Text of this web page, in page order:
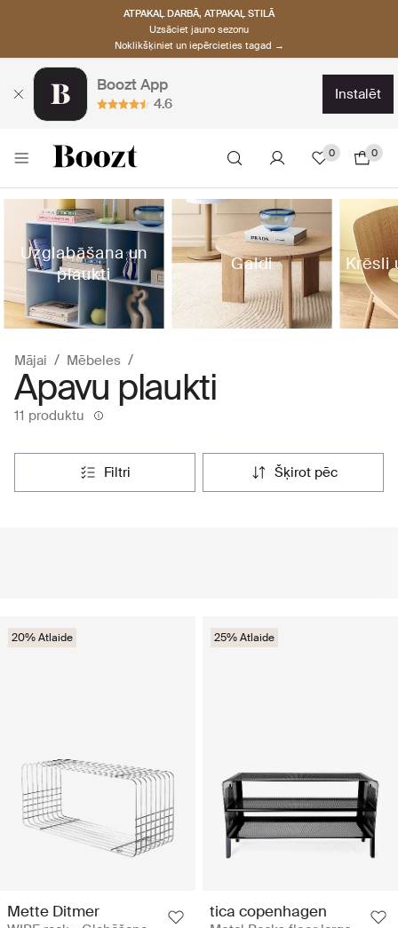
ATPAKAĻ DARBĀ, ATPAKAĻ STILĀ
Uzsāciet jauno sezonu
Noklikšķiniet un iepērcieties tagad →
Boozt App
4.6
instalēt
0 0
Uzglabāšana un
plaukti
Galdi Krēsli
Mājai Mēbeles
Apavu plaukti
11 produktu
filtri šķirot pēc
20% Atlaide
Mette Ditmer
25% Atlaide
tica copenhagen